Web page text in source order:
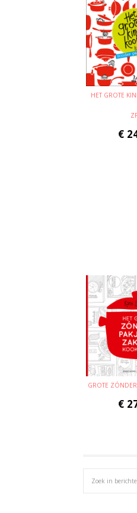
HET GROTE
€
GROTE ZÓNDER
€